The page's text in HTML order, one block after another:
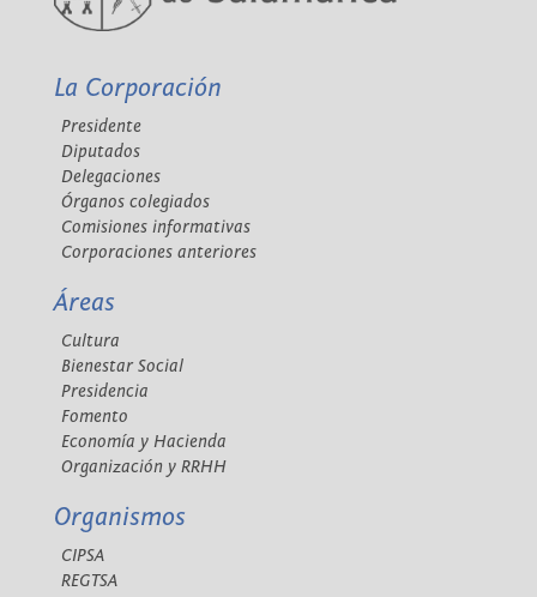
La Corporación
Presidente
Diputados
Delegaciones
Órganos colegiados
Comisiones informativas
Corporaciones anteriores
Áreas
Cultura
Bienestar Social
Presidencia
Fomento
Economía y Hacienda
Organización y RRHH
Organismos
CIPSA
REGTSA